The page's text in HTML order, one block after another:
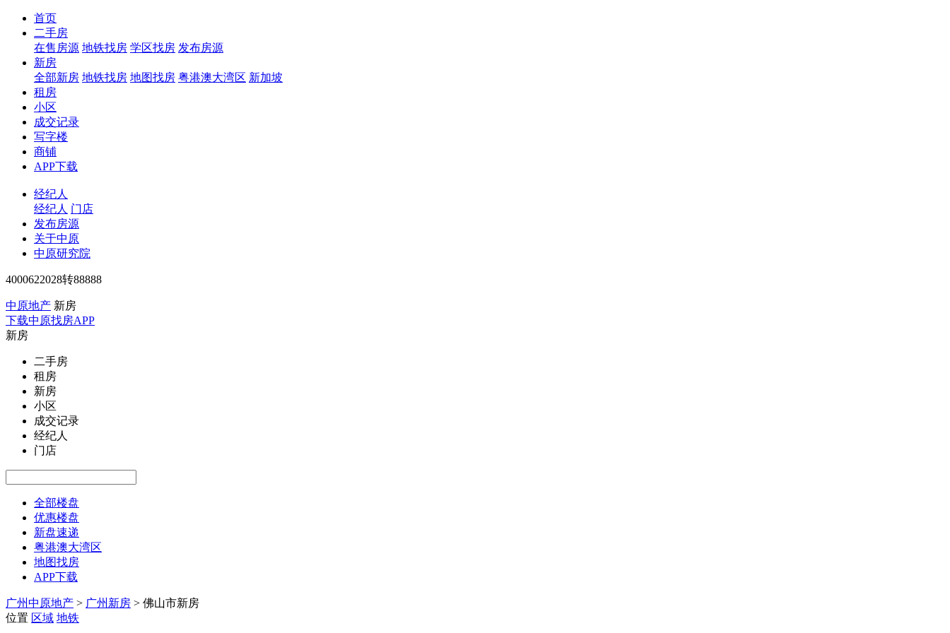
首页
二手房
在售房源 地铁找房 学区找房 发布房源
新房
全部新房 地铁找房 地图找房 粤港澳大湾区 新加坡
租房
小区
成交记录
写字楼
商铺
APP下载
经纪人
经纪人 门店
发布房源
关于中原
中原研究院
4000622028转88888
中原地产 新房
下载中原找房APP
新房
二手房
租房
新房
小区
成交记录
经纪人
门店
全部楼盘
优惠楼盘
新盘速递
粤港澳大湾区
地图找房
APP下载
广州中原地产 > 广州新房 > 佛山市新房
位置 区域 地铁